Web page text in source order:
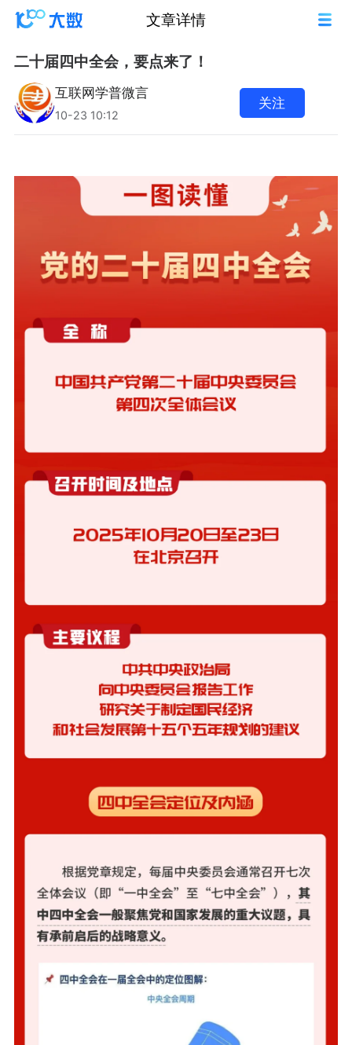
文章详情
二十届四中全会，要点来了！
互联网学普微言
10-23 10:12
关注